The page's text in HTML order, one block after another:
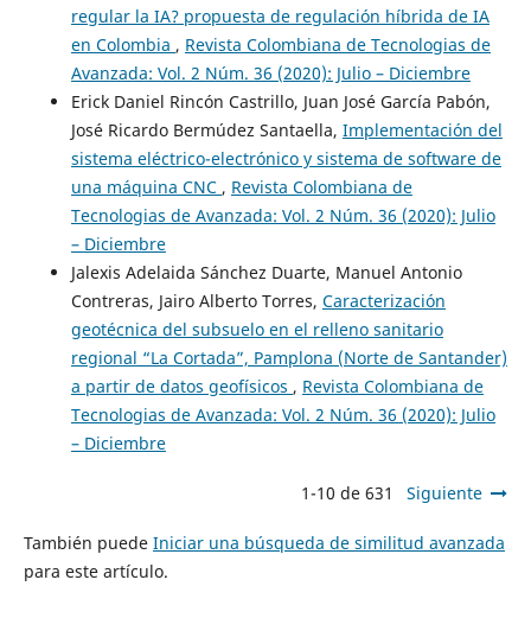
regular la IA? propuesta de regulación híbrida de IA
en Colombia , Revista Colombiana de Tecnologias de
Avanzada: Vol. 2 Núm. 36 (2020): Julio – Diciembre
Erick Daniel Rincón Castrillo, Juan José García Pabón,
José Ricardo Bermúdez Santaella, Implementación del
sistema eléctrico-electrónico y sistema de software de
una máquina CNC , Revista Colombiana de
Tecnologias de Avanzada: Vol. 2 Núm. 36 (2020): Julio
– Diciembre
Jalexis Adelaida Sánchez Duarte, Manuel Antonio
Contreras, Jairo Alberto Torres, Caracterización
geotécnica del subsuelo en el relleno sanitario
regional “La Cortada”, Pamplona (Norte de Santander)
a partir de datos geofísicos , Revista Colombiana de
Tecnologias de Avanzada: Vol. 2 Núm. 36 (2020): Julio
– Diciembre
1-10 de 631 Siguiente
También puede Iniciar una búsqueda de similitud avanzada
para este artículo.